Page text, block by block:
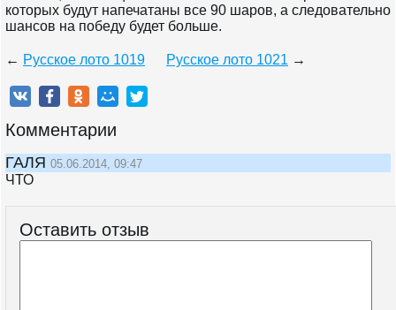
которых будут напечатаны все 90 шаров, а следовательно
шансов на победу будет больше.
← Русское лото 1019 Русское лото 1021 →
Комментарии
ГАЛЯ 05.06.2014, 09:47
ЧТО
Оставить отзыв